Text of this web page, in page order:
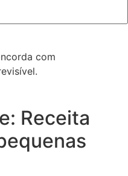
com
Receita